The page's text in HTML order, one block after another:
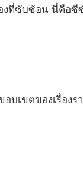
งที่ซับซ้อน นี่คือ
บเขตของเรื่อง